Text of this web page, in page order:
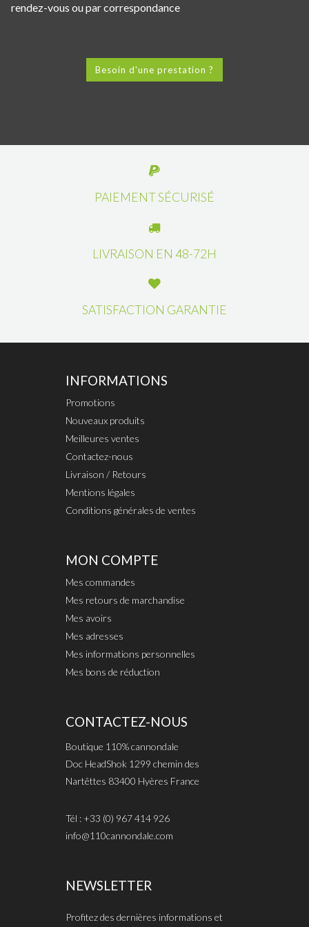
rendez-vous ou par correspondance
Besoin d'une prestation ?
PAIEMENT SÉCURISÉ
LIVRAISON EN 48-72H
SATISFACTION GARANTIE
INFORMATIONS
Promotions
Nouveaux produits
Meilleures ventes
Contactez-nous
Livraison / Retours
Mentions légales
Conditions générales de ventes
MON COMPTE
Mes commandes
Mes retours de marchandise
Mes avoirs
Mes adresses
Mes informations personnelles
Mes bons de réduction
CONTACTEZ-NOUS
Boutique 110% cannondale
Doc HeadShok 1299 chemin des
Nartêttes 83400 Hyères France
Tél : +33 (0) 967 414 926
info@110cannondale.com
NEWSLETTER
Profitez des dernières informations et